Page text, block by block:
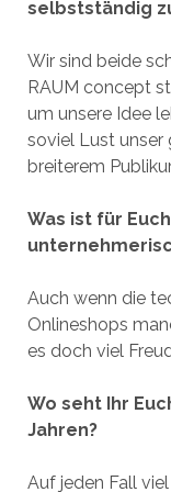
selbstständig
Wir sind beide
RAUM concept
um unsere Idee
soviel Lust unser
breiterem
Was ist für
Auch wenn die
Onlineshops
es doch viel
Wo seht Ihr
Jahren?
Auf jeden Fall